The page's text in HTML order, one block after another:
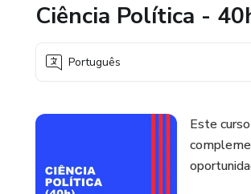
Ciência Política -
Português
Este